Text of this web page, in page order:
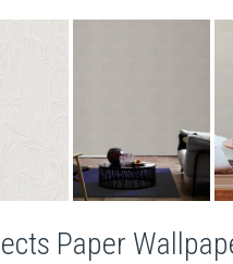
Paper